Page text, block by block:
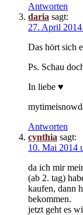
Antworten
daria sagt:
27. April
Das hört sich
Ps. Schau
In liebe ♥
Antworten
cynthia sagt:
10. Mai 2014
da ich mir
(ab 2. tag)
kaufen, dann
bekommen.
jetzt geht es